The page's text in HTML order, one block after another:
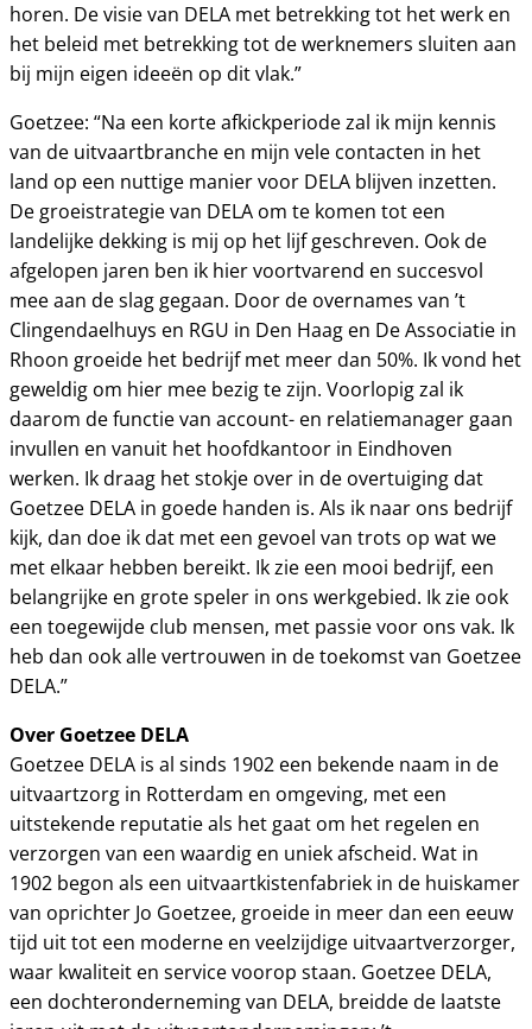
horen. De visie van DELA met betrekking tot het werk en
het beleid met betrekking tot de werknemers sluiten aan
bij mijn eigen ideeën op dit vlak.”
Goetzee: “Na een korte afkickperiode zal ik mijn kennis
van de uitvaartbranche en mijn vele contacten in het
land op een nuttige manier voor DELA blijven inzetten.
De groeistrategie van DELA om te komen tot een
landelijke dekking is mij op het lijf geschreven. Ook de
afgelopen jaren ben ik hier voortvarend en succesvol
mee aan de slag gegaan. Door de overnames van ’t
Clingendaelhuys en RGU in Den Haag en De Associatie in
Rhoon groeide het bedrijf met meer dan 50%. Ik vond het
geweldig om hier mee bezig te zijn. Voorlopig zal ik
daarom de functie van account- en relatiemanager gaan
invullen en vanuit het hoofdkantoor in Eindhoven
werken. Ik draag het stokje over in de overtuiging dat
Goetzee DELA in goede handen is. Als ik naar ons bedrijf
kijk, dan doe ik dat met een gevoel van trots op wat we
met elkaar hebben bereikt. Ik zie een mooi bedrijf, een
belangrijke en grote speler in ons werkgebied. Ik zie ook
een toegewijde club mensen, met passie voor ons vak. Ik
heb dan ook alle vertrouwen in de toekomst van Goetzee
DELA.”
Over Goetzee DELA
Goetzee DELA is al sinds 1902 een bekende naam in de
uitvaartzorg in Rotterdam en omgeving, met een
uitstekende reputatie als het gaat om het regelen en
verzorgen van een waardig en uniek afscheid. Wat in
1902 begon als een uitvaartkistenfabriek in de huiskamer
van oprichter Jo Goetzee, groeide in meer dan een eeuw
tijd uit tot een moderne en veelzijdige uitvaartverzorger,
waar kwaliteit en service voorop staan. Goetzee DELA,
een dochteronderneming van DELA, breidde de laatste